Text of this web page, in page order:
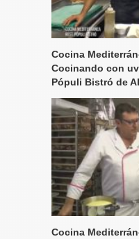
Cocina
Cocinando con
Pópuli Bistró de
Cocina